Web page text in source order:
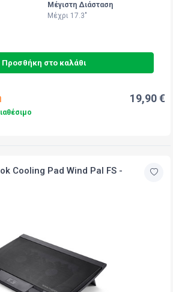
Μέγιστη Διάσταση
Μέχρι 17.3"
Προσθήκη στο καλάθι
19,90 €
Cooling Pad Wind Pal FS -